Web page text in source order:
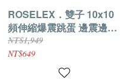
ROSELEX．雙子 10x10
頻伸縮爆震跳蛋 邊震邊頂
APP智控二合一雙跳蛋
【粉色】
NT$1,949
NT$649